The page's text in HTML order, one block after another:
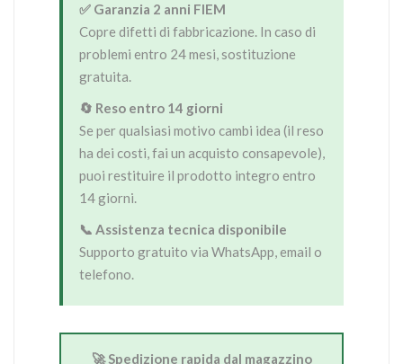
✅ Garanzia 2 anni FIEM
Copre difetti di fabbricazione. In caso di
problemi entro 24 mesi, sostituzione
gratuita.
🔄 Reso entro 14 giorni
Se per qualsiasi motivo cambi idea (il reso
ha dei costi, fai un acquisto consapevole),
puoi restituire il prodotto integro entro
14 giorni.
📞 Assistenza tecnica disponibile
Supporto gratuito via WhatsApp, email o
telefono.
🚀 Spedizione rapida dal magazzino